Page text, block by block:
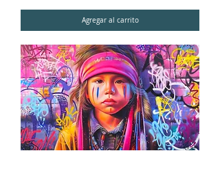
Agregar al carrito